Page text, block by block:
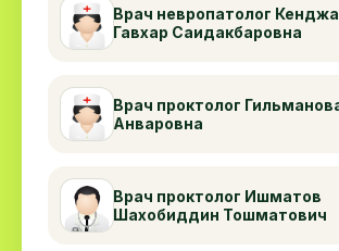
Врач невропатолог
Гавхар Саидакбаровна
Врач проктолог
Анваровна
Врач проктолог Ишматов
Шахобиддин Тошматович